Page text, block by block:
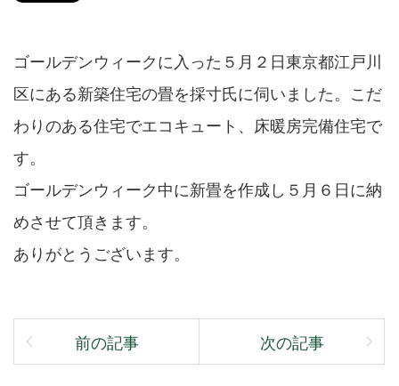
ゴールデンウィークに入った５月２日東京都江戸川
区にある新築住宅の畳を採寸氏に伺いました。こだ
わりのある住宅でエコキュート、床暖房完備住宅で
す。
ゴールデンウィーク中に新畳を作成し５月６日に納
めさせて頂きます。
ありがとうございます。
前の記事 次の記事